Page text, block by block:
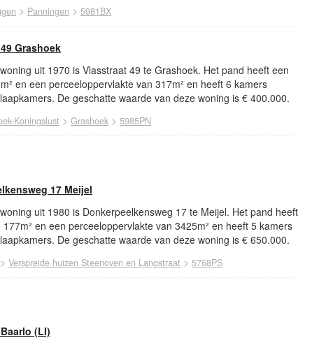
> Panningen > 5981BX
Grashoek
uit 1970 is Vlasstraat 49 te Grashoek. Het pand heeft een
en een perceeloppervlakte van 317m² en heeft 6 kamers
De geschatte waarde van deze woning is € 400.000.
Koningslust > Grashoek > 5985PN
17 Meijel
uit 1980 is Donkerpeelkensweg 17 te Meijel. Het pand heeft
en een perceeloppervlakte van 3425m² en heeft 5 kamers
De geschatte waarde van deze woning is € 650.000.
> Verspreide huizen Steenoven en Langstraat > 5768PS
(LI)